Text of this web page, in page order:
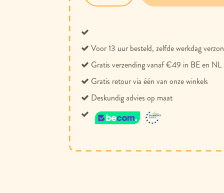
Voor 13 uur besteld, zelfde werkdag
Gratis verzending vanaf €49 in BE en NL
Gratis retour via één van onze winkels
Deskundig advies op maat